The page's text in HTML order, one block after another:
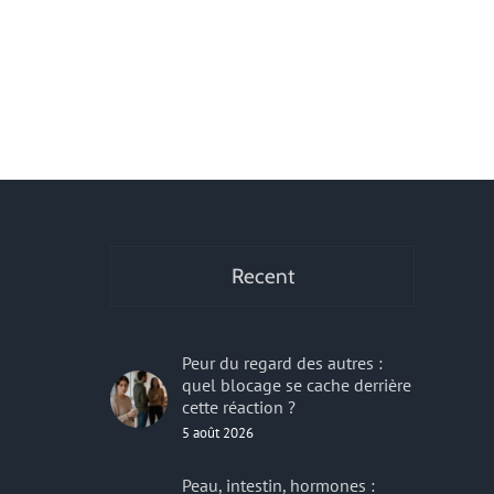
Recent
Peur du regard des autres :
quel blocage se cache derrière
cette réaction ?
5 août 2026
Peau, intestin, hormones :